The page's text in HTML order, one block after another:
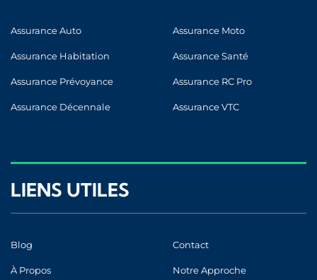
Assurance Auto Assurance Moto
Assurance Habitation Assurance Santé
Assurance Prévoyance Assurance RC Pro
Assurance Décennale Assurance VTC
LIENS UTILES
Blog Contact
À Propos Notre Approche